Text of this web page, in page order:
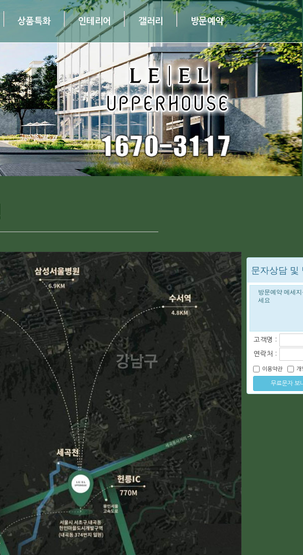
상품특화
· 상품특화
인테리어
· 인테리어
갤러리
· 갤러리
방문예약
· 방문예약
· 공지사항
· 관련소식
· 오시는 길
문자상담 및
고객명 :
연락처 :
이용약관 개
무료문자 보